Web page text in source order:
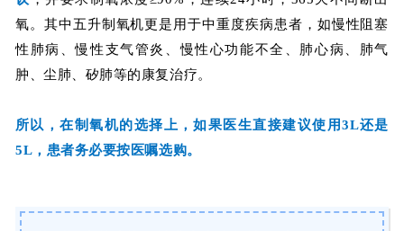
氧。其中五升制氧机更是用于中重度疾病患者， 如慢性阻塞
性肺病、慢性支气管炎、慢性心功能不全、肺心病、肺气
肿、尘肺、矽肺等的康复治疗。
所以，在制氧机的选择上，如果医生直接建议使用3L还是
5L，患者务必要按医嘱选购。